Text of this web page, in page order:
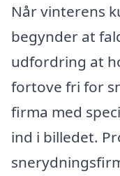
Når vinterens
begynder at
udfordring at
fortove fri for
firma med
ind i billedet.